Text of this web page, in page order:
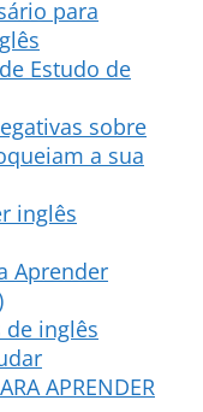
para
Estudo de
sobre
a sua
inglês
Aprender
inglês
APRENDER